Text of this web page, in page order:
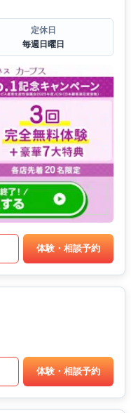
定休日
毎週日曜日
体験・相談予約
体験・相談予約